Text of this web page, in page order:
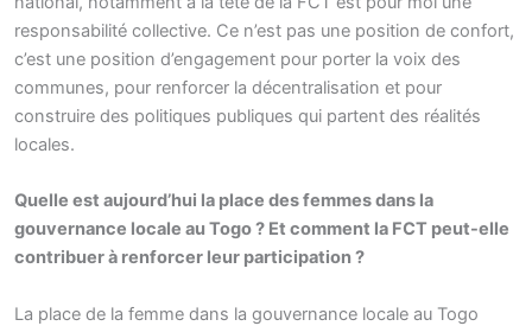
responsabilité collective. Ce n’est pas une position de confort,
c’est une position d’engagement pour porter la voix des
communes, pour renforcer la décentralisation et pour
construire des politiques publiques qui partent des réalités
locales.
Quelle est aujourd’hui la place des femmes dans la
gouvernance locale au Togo ? Et comment la FCT peut-elle
contribuer à renforcer leur participation ?
La place de la femme dans la gouvernance locale au Togo